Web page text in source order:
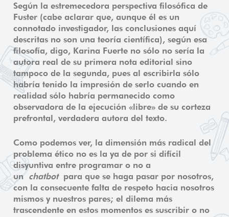
Según la estremecedora perspectiva filosófica de
Fuster (cabe aclarar que, aunque él es un
connotado investigador, las conclusiones aquí
descritas no son una teoría científica), según esa
filosofía, digo, Karina Fuerte no sólo no sería la
autora real de su primera nota editorial sino
tampoco de la segunda, pues al escribirla sólo
habría tenido la impresión de serlo cuando en
realidad sólo habría permanecido como
observadora de la ejecución «libre» de su corteza
prefrontal, verdadera autora del texto.
Como podemos ver, la dimensión más radical del
problema ético no es la ya de por si difícil
disyuntiva entre programar o no a
un chatbotpara que se haga pasar por nosotros,
con la consecuente falta de respeto hacia nosotros
mismos y nuestros pares; el dilema más
trascendente en estos momentos es suscribir o no